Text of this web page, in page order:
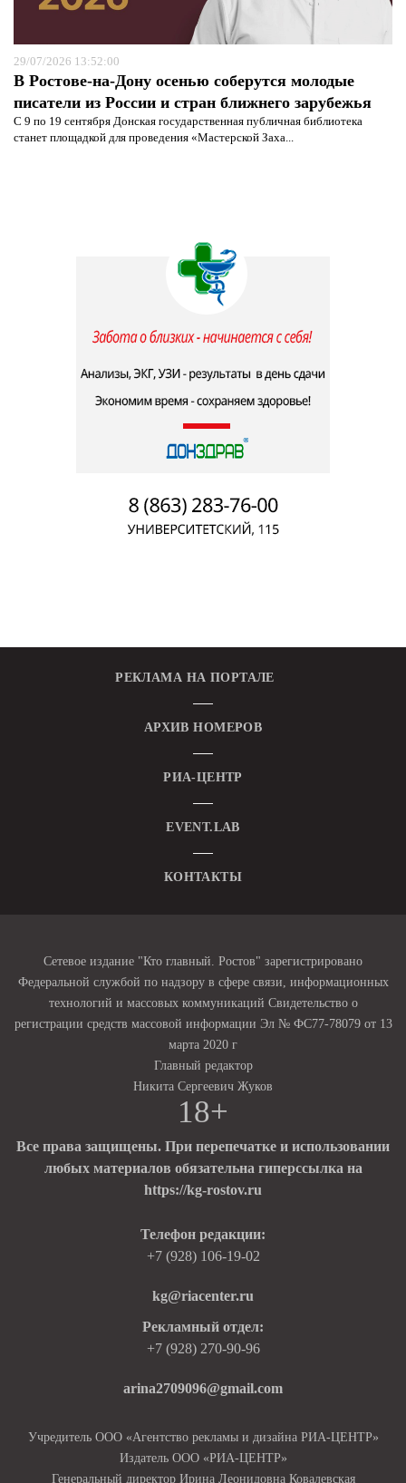
29/07/2026 13:52:00
В Ростове-на-Дону осенью соберутся молодые
писатели из России и стран ближнего зарубежья
С 9 по 19 сентября Донская государственная публичная библиотека
станет площадкой для проведения «Мастерской Заха...
РЕКЛАМА НА ПОРТАЛЕ
АРХИВ НОМЕРОВ
РИА-ЦЕНТР
EVENT.LAB
КОНТАКТЫ
Сетевое издание "Кто главный. Ростов" зарегистрировано
Федеральной службой по надзору в сфере связи, информационных
технологий и массовых коммуникаций Свидетельство о
регистрации средств массовой информации Эл № ФС77-78079 от 13
марта 2020 г
Главный редактор
Никита Сергеевич Жуков
18+
Все права защищены. При перепечатке и использовании
любых материалов обязательна гиперссылка на
https://kg-rostov.ru
Телефон редакции:
+7 (928) 106-19-02
kg@riacenter.ru
Рекламный отдел:
+7 (928) 270-90-96
arina2709096@gmail.com
Учредитель ООО «Агентство рекламы и дизайна РИА-ЦЕНТР»
Издатель ООО «РИА-ЦЕНТР»
Генеральный директор Ирина Леонидовна Ковалевская